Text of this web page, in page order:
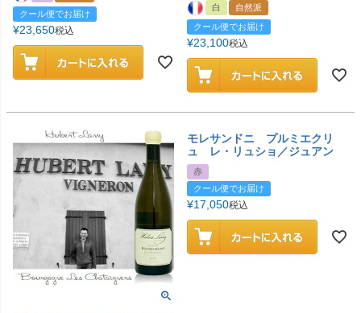
クール便でお届け
¥23,650税込
白
自然派
クール便でお届け
¥23,100税込
モレサンドニ プルミエクリ
ュ レ・リュショ／ジュアン
赤
クール便でお届け
¥17,050税込